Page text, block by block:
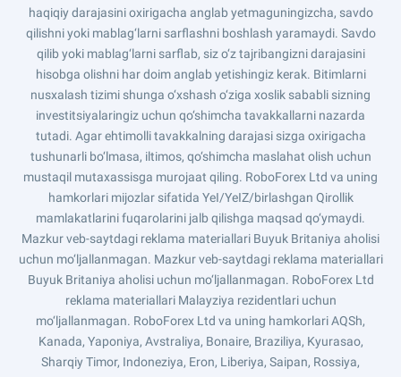
haqiqiy darajasini oxirigacha anglab yetmaguningizcha, savdo
qilishni yoki mablag‘larni sarflashni boshlash yaramaydi. Savdo
qilib yoki mablag‘larni sarflab, siz o‘z tajribangizni darajasini
hisobga olishni har doim anglab yetishingiz kerak. Bitimlarni
nusxalash tizimi shunga o‘xshash o‘ziga xoslik sababli sizning
investitsiyalaringiz uchun qo‘shimcha tavakkallarni nazarda
tutadi. Agar ehtimolli tavakkalning darajasi sizga oxirigacha
tushunarli bo‘lmasa, iltimos, qo‘shimcha maslahat olish uchun
mustaqil mutaxassisga murojaat qiling. RoboForex Ltd va uning
hamkorlari mijozlar sifatida YeI/YeIZ/birlashgan Qirollik
mamlakatlarini fuqarolarini jalb qilishga maqsad qo‘ymaydi.
Mazkur veb-saytdagi reklama materiallari Buyuk Britaniya aholisi
uchun mo‘ljallanmagan. Mazkur veb-saytdagi reklama materiallari
Buyuk Britaniya aholisi uchun mo‘ljallanmagan. RoboForex Ltd
reklama materiallari Malayziya rezidentlari uchun
mo‘ljallanmagan. RoboForex Ltd va uning hamkorlari AQSh,
Kanada, Yaponiya, Avstraliya, Bonaire, Braziliya, Kyurasao,
Sharqiy Timor, Indoneziya, Eron, Liberiya, Saipan, Rossiya,